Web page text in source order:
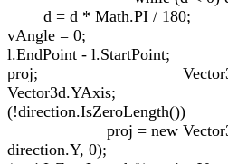
d = d * Math.PI
vAngle = 0;
l.EndPoint -
proj; Vector3d
proj = new
direction.Y,